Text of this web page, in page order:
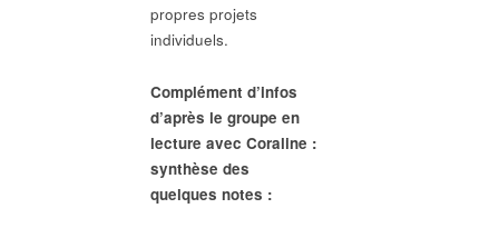
propres projets
individuels.
Complément d’infos
d’après le groupe en
lecture avec Coraline :
synthèse des
quelques notes :